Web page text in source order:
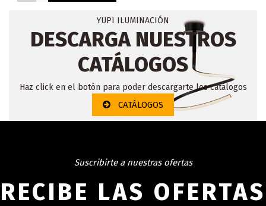
YUPI ILUMINACIÓN
DESCARGA NUESTROS
CATÁLOGOS
Haz click en el botón para poder descargarte los catálogos
CATÁLOGOS
Suscribirte a nuestras ofertas
RECIBE LAS OFERTAS